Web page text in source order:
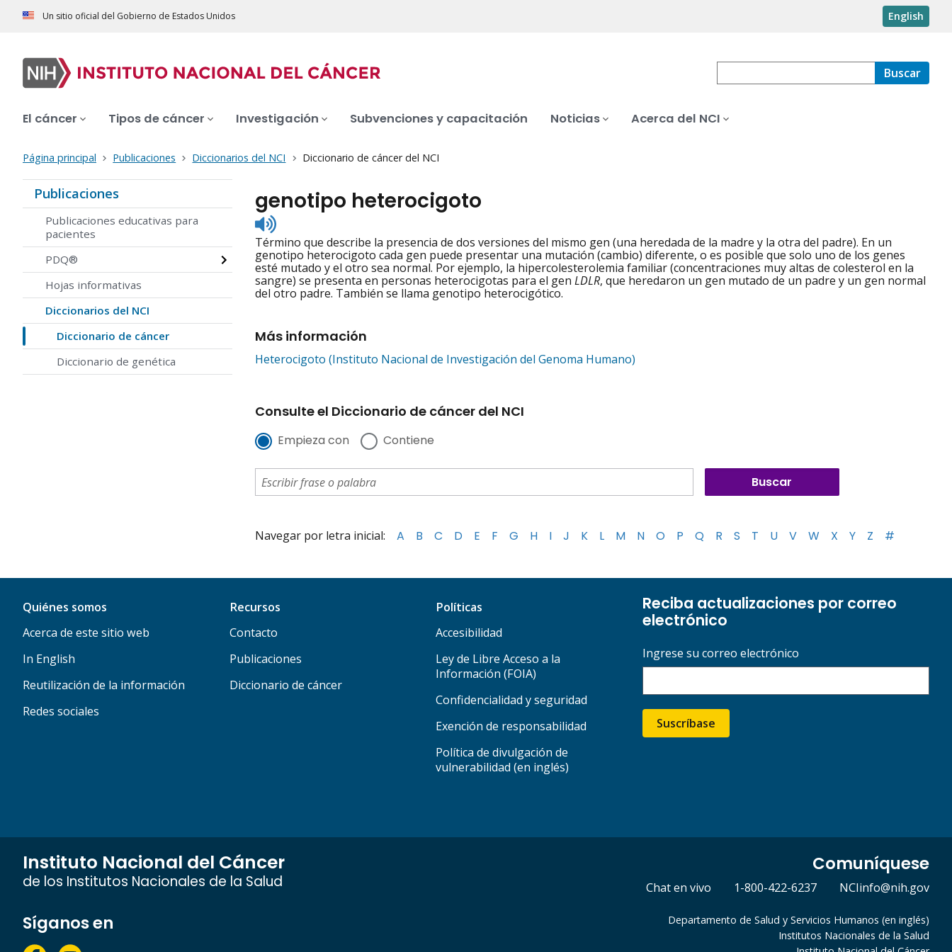
Un sitio oficial del Gobierno de Estados Unidos English
Buscar
El cáncer Tipos de cáncer Investigación Subvenciones y capacitación Noticias Acerca del NCI
Página principal Publicaciones Diccionarios del NCI Diccionario de cáncer del NCI
Publicaciones
Publicaciones educativas para
pacientes
PDQ®
Hojas informativas
Diccionarios del NCI
Diccionario de cáncer
Diccionario de genética
genotipo heterocigoto
Listen
to
pronunciation
Término que describe la presencia de dos versiones del mismo gen (una heredada de la madre y la otra del padre). En un
genotipo heterocigoto cada gen puede presentar una mutación (cambio) diferente, o es posible que solo uno de los genes
esté mutado y el otro sea normal. Por ejemplo, la hipercolesterolemia familiar (concentraciones muy altas de colesterol en la
sangre) se presenta en personas heterocigotas para el gen LDLR, que heredaron un gen mutado de un padre y un gen normal
del otro padre. También se llama genotipo heterocigótico.
Más información
Heterocigoto (Instituto Nacional de Investigación del Genoma Humano)
Consulte el Diccionario de cáncer del NCI
Empieza con Contiene
Navegar por letra inicial: A B C D E F G H I J K L M N O P Q R S T U V W X Y Z #
Quiénes somos
Acerca de este sitio web
In English
Reutilización de la información
Redes sociales
Recursos
Contacto
Publicaciones
Diccionario de cáncer
Políticas
Accesibilidad
Ley de Libre Acceso a la
Información (FOIA)
Confidencialidad y seguridad
Exención de responsabilidad
Política de divulgación de
vulnerabilidad (en inglés)
Reciba actualizaciones por correo
electrónico
Ingrese su correo electrónico
Suscríbase
Instituto Nacional del Cáncer
de los Institutos Nacionales de la Salud
Comuníquese
Chat en vivo 1-800-422-6237 NCIinfo@nih.gov
Síganos en
Departamento de Salud y Servicios Humanos (en inglés)
Institutos Nacionales de la Salud